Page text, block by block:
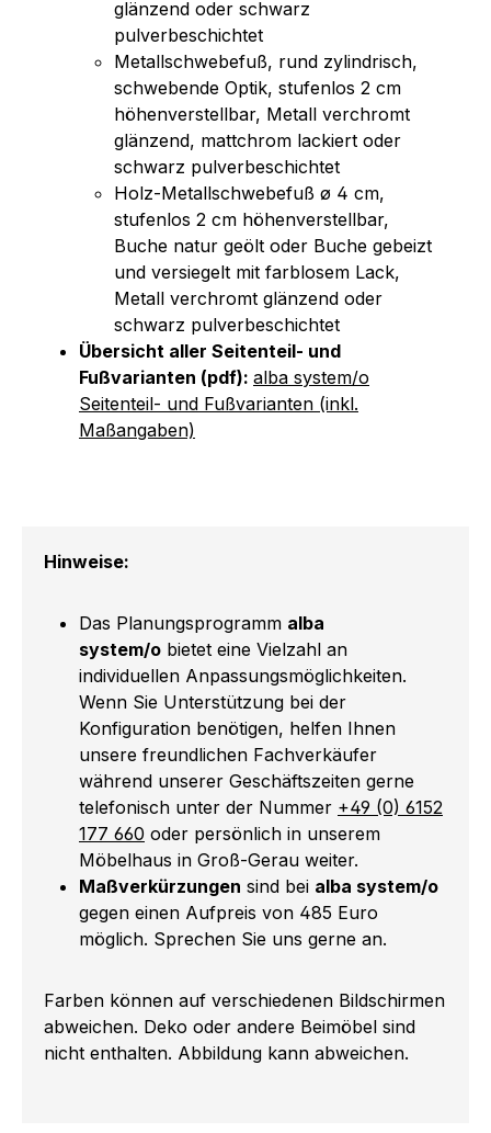
glänzend oder schwarz
pulverbeschichtet
Metallschwebefuß, rund zylindrisch,
schwebende Optik, stufenlos 2 cm
höhenverstellbar, Metall verchromt
glänzend, mattchrom lackiert oder
schwarz pulverbeschichtet
Holz-Metallschwebefuß ø 4 cm,
stufenlos 2 cm höhenverstellbar,
Buche natur geölt oder Buche gebeizt
und versiegelt mit farblosem Lack,
Metall verchromt glänzend oder
schwarz pulverbeschichtet
Übersicht aller Seitenteil- und
Fußvarianten (pdf): alba system/o
Seitenteil- und Fußvarianten (inkl.
Maßangaben)
Hinweise:
Das Planungsprogramm alba
system/o bietet eine Vielzahl an
individuellen Anpassungsmöglichkeiten.
Wenn Sie Unterstützung bei der
Konfiguration benötigen, helfen Ihnen
unsere freundlichen Fachverkäufer
während unserer Geschäftszeiten gerne
telefonisch unter der Nummer +49 (0) 6152
177 660 oder persönlich in unserem
Möbelhaus in Groß-Gerau weiter.
Maßverkürzungen sind bei alba system/o
gegen einen Aufpreis von 485 Euro
möglich. Sprechen Sie uns gerne an.
Farben können auf verschiedenen Bildschirmen
abweichen. Deko oder andere Beimöbel sind
nicht enthalten. Abbildung kann abweichen.